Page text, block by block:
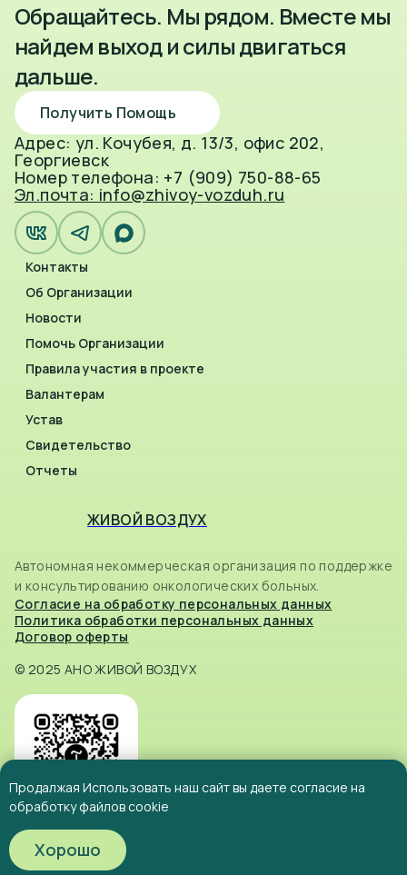
Обращайтесь. Мы рядом. Вместе мы
найдем выход и силы двигаться
дальше.
Получить Помощь
Адрес: ул. Кочубея, д. 13/3, офис 202,
Георгиевск
Номер телефона: +7 (909) 750-88-65
Эл.почта: info@zhivoy-vozduh.ru
Контакты
Об Организации
Новости
Помочь Организации
Правила участия в проекте
Валантерам
Устав
Свидетельство
Отчеты
ЖИВОЙ ВОЗДУХ
Автономная некоммерческая организация по поддержке
и консультированию онкологических больных.
Согласие на обработку персональных данных
Политика обработки персональных данных
Договор оферты
© 2025 АНО ЖИВОЙ ВОЗДУХ
Продалжая Использовать наш сайт вы даете согласие на
обработку файлов cookie
Хорошо